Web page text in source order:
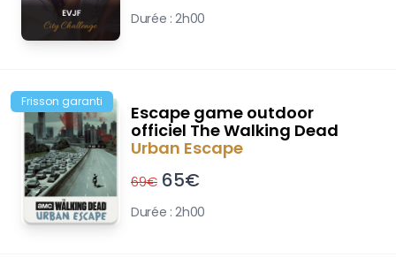
Durée :2h00
Frisson garanti
Escape game outdoor
officiel The Walking Dead
Urban Escape
69€ 65€
Durée :2h00